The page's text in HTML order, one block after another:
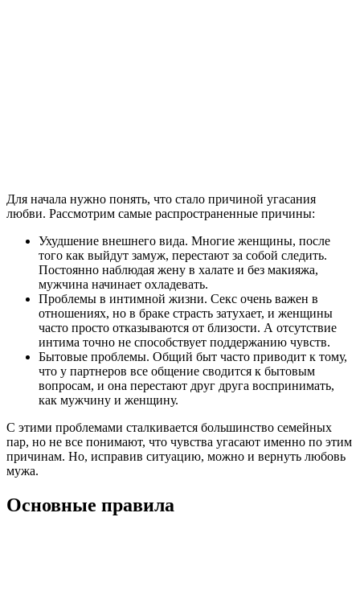
Для начала нужно понять, что стало причиной угасания
любви. Рассмотрим самые распространенные причины:
Ухудшение внешнего вида. Многие женщины, после
того как выйдут замуж, перестают за собой следить.
Постоянно наблюдая жену в халате и без макияжа,
мужчина начинает охладевать.
Проблемы в интимной жизни. Секс очень важен в
отношениях, но в браке страсть затухает, и женщины
часто просто отказываются от близости. А отсутствие
интима точно не способствует поддержанию чувств.
Бытовые проблемы. Общий быт часто приводит к тому,
что у партнеров все общение сводится к бытовым
вопросам, и она перестают друг друга воспринимать,
как мужчину и женщину.
С этими проблемами сталкивается большинство семейных
пар, но не все понимают, что чувства угасают именно по этим
причинам. Но, исправив ситуацию, можно и вернуть любовь
мужа.
Основные правила